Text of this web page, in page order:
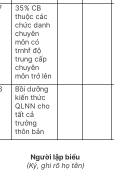
35% CB
thuộc các
chức danh
chuyên
môn có
trnhf độ
trung cấp
chuyên
môn trở lên
Bồi dưỡng
kiến thức
QLNN cho
tất cả
trưởng
thôn bản
Người lập biểu
(Ký, ghi rõ họ tên)